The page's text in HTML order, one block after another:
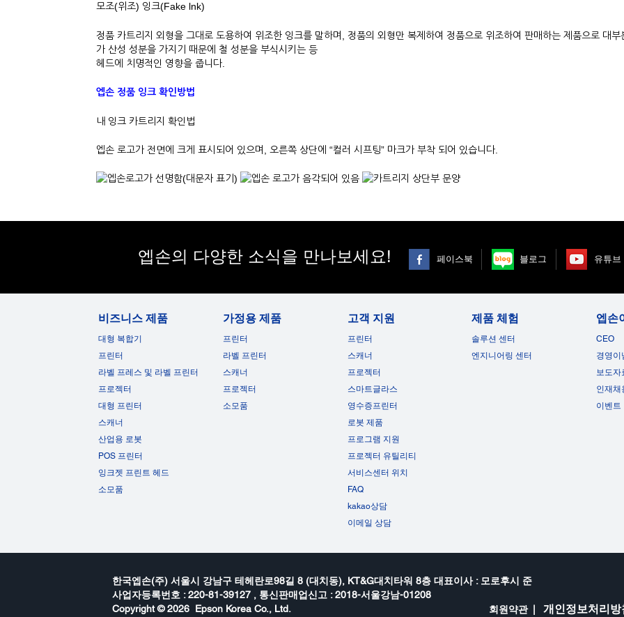
모조(위조) 잉크(Fake lnk)
정품 카트리지 외형을 그대로 도용하여 위조한 잉크를 말하며, 정품의 외형만 복제하여 정품으로 위조하여 판매하는 제품으로 대부
가 산성 성분을 가지기 때문에 철 성분을 부식시키는 등
헤드에 치명적인 영향을 줍니다.
엡손 정품 잉크 확인방법
내 잉크 카트리지 확인법
엡손 로고가 전면에 크게 표시되어 있으며, 오른쪽 상단에 “컬러 시프팅”마크가 부착 되어 있습니다.
엡손의 다양한 소식을 만나보세요! 페이스북 블로그 유튜브
비즈니스 제품
대형 복합기
프린터
라벨 프레스 및 라벨 프린터
프로젝터
대형 프린터
스캐너
산업용 로봇
POS 프린터
잉크젯 프린트 헤드
소모품
가정용 제품
프린터
라벨 프린터
스캐너
프로젝터
소모품
고객 지원
프린터
스캐너
프로젝터
스마트글라스
영수증프린터
로봇 제품
프로그램 지원
프로젝터 유틸리티
서비스센터 위치
FAQ
kakao상담
이메일 상담
제품 체험
솔루션 센터
엔지니어링 센터
엡손
CEO
경영이
보도자
인재채
이벤트
한국엡손(주) 서울시 강남구 테헤란로98길 8 (대치동), KT&G대치타워 8층 대표이사 : 모로후시 준
사업자등록번호 : 220-81-39127 , 통신판매업신고 : 2018-서울강남-01208
Copyright ©2026 Epson Korea Co., Ltd. 회원약관 개인정보처리방